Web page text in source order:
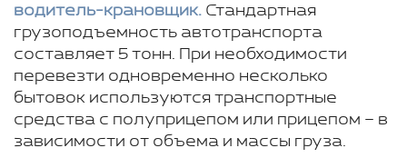
водитель-крановщик. Стандартная
грузоподъемность автотранспорта
составляет 5 тонн. При необходимости
перевезти одновременно несколько
бытовок используются транспортные
средства с полуприцепом или прицепом – в
зависимости от объема и массы груза.